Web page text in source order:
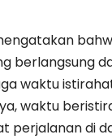
berlangsung
waktu
waktu
perjalanan di